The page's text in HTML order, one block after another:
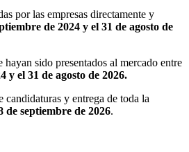
por las empresas directamente y
de 2024 y el 31 de agosto de
sido presentados al mercado entre
y el 31 de agosto de 2026.
candidaturas y entrega de toda la
de septiembre de 2026.